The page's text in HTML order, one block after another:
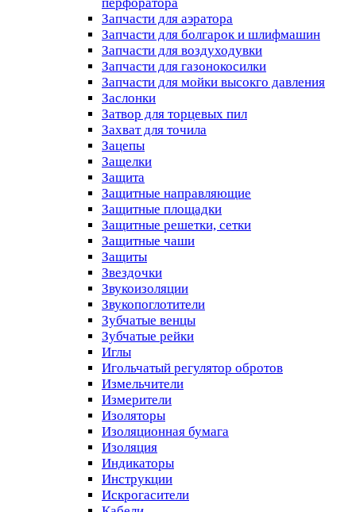
Запчасти для аэратора
Запчасти для болгарок и шлифмашин
Запчасти для воздуходувки
Запчасти для газонокосилки
Запчасти для мойки высокго давления
Заслонки
Затвор для торцевых пил
Захват для точила
Зацепы
Защелки
Защита
Защитные направляющие
Защитные площадки
Защитные решетки, сетки
Защитные чаши
Защиты
Звездочки
Звукоизоляции
Звукопоглотители
Зубчатые венцы
Зубчатые рейки
Иглы
Игольчатый регулятор обротов
Измельчители
Измерители
Изоляторы
Изоляционная бумага
Изоляция
Индикаторы
Инструкции
Искрогасители